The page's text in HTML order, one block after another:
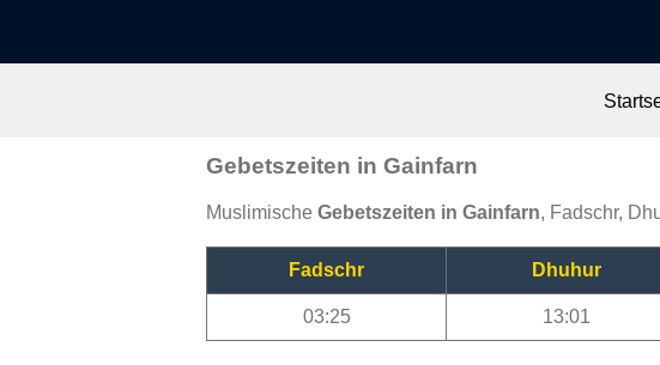
Gebetszeiten in Gainfarn
Muslimische Gebetszeiten in Gainfarn, Fadschr,
Fadschr Dhuhur
03:25 13:01